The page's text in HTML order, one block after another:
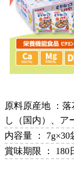
原料原産地 ：
し（国内）、ア
内容量 ： 7g×30
賞味期限 ： 180